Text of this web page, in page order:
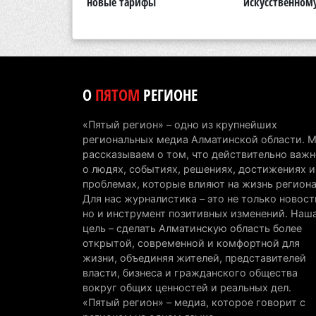
ОПЯТОМ РЕГИОНЕ
«Пятый регион» – одно из крупнейших
региональных медиа Алматинской области.
рассказываем о том, что действительно
о людях, событиях, решениях, достижениях и
проблемах, которые влияют на жизнь
Для нас журналистика – это не только
но и инструмент позитивных изменений.
цель – сделать Алматинскую область более
открытой, современной и комфортной для
жизни, объединяя жителей, представителей
власти, бизнеса и гражданского общества
вокруг общих ценностей и реальных дел.
«Пятый регион» – медиа, которое говорит с